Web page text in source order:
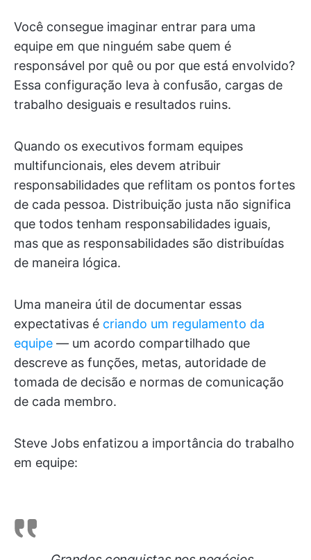
Você consegue imaginar entrar para uma
equipe em que ninguém sabe quem é
responsável por quê ou por que está envolvido?
Essa configuração leva à confusão, cargas de
trabalho desiguais e resultados ruins.
Quando os executivos formam equipes
multifuncionais, eles devem atribuir
responsabilidades que reflitam os pontos fortes
de cada pessoa. Distribuição justa não significa
que todos tenham responsabilidades iguais,
mas que as responsabilidades são distribuídas
de maneira lógica.
Uma maneira útil de documentar essas
expectativas é criando um regulamento da
equipe — um acordo compartilhado que
descreve as funções, metas, autoridade de
tomada de decisão e normas de comunicação
de cada membro.
Steve Jobs enfatizou a importância do trabalho
em equipe: